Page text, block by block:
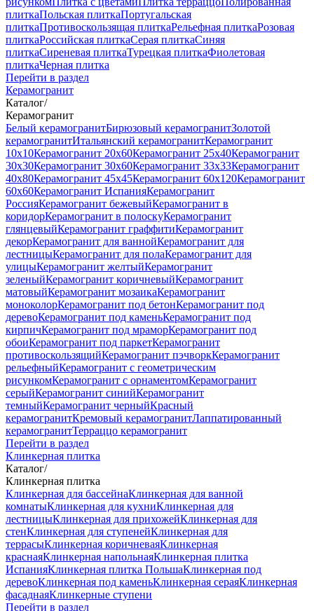
плиткаПольская плиткаПортугальская
плиткаПротивоскользящая плиткаРельефная плиткаРозовая
плиткаРоссийская плиткаСерая плиткаСиняя
плиткаСиреневая плиткаТурецкая плиткаФиолетовая
плиткаЧерная плитка
Перейти в раздел
Керамогранит
Каталог/
Керамогранит
Белый керамогранитБирюзовый керамогранитЗолотой
керамогранитИтальянский керамогранитКерамогранит
10x10Керамогранит 20x60Керамогранит 25x40Керамогранит
30x30Керамогранит 30x60Керамогранит 33x33Керамогранит
40x80Керамогранит 45x45Керамогранит 60x120Керамогранит
60x60Керамогранит ИспанияКерамогранит
РоссияКерамогранит бежевыйКерамогранит в
коридорКерамогранит в полоскуКерамогранит
глянцевыйКерамогранит граффитиКерамогранит
декорКерамогранит для ваннойКерамогранит для
лестницыКерамогранит для полаКерамогранит для
улицыКерамогранит желтыйКерамогранит
зеленыйКерамогранит коричневыйКерамогранит
матовыйКерамогранит мозаикаКерамогранит
моноколорКерамогранит под бетонКерамогранит под
деревоКерамогранит под каменьКерамогранит под
кирпичКерамогранит под мраморКерамогранит под
обоиКерамогранит под паркетКерамогранит
противоскользящийКерамогранит пэчворкКерамогранит
рельефныйКерамогранит с геометрическим
рисункомКерамогранит с орнаментомКерамогранит
серыйКерамогранит синийКерамогранит
темныйКерамогранит черныйКрасный
керамогранитКремовый керамогранитЛаппатированный
керамогранитТерраццо керамогранит
Перейти в раздел
Клинкерная плитка
Каталог/
Клинкерная плитка
Клинкерная для бассейнаКлинкерная для ванной
комнатыКлинкерная для кухниКлинкерная для
лестницыКлинкерная для прихожейКлинкерная для
стенКлинкерная для ступенейКлинкерная для
террасыКлинкерная коричневаяКлинкерная
краснаяКлинкерная напольнаяКлинкерная плитка
ИспанияКлинкерная плитка ПольшаКлинкерная под
деревоКлинкерная под каменьКлинкерная сераяКлинкерная
фасаднаяКлинкерные ступени
Перейти в раздел